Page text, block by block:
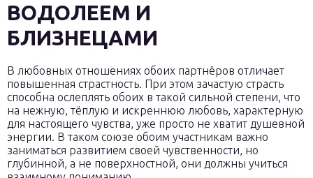
ВОДОЛЕЕМ И
БЛИЗНЕЦАМИ
В любовных отношениях обоих партнёров отличает
повышенная страстность. При этом зачастую страсть
способна ослеплять обоих в такой сильной степени, что
на нежную, тёплую и искреннюю любовь, характерную
для настоящего чувства, уже просто не хватит душевной
энергии. В таком союзе обоим участникам важно
заниматься развитием своей чувственности, но
глубинной, а не поверхностной, они должны учиться